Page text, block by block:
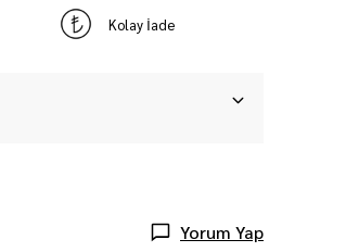
Kolay İade
Yorum Yap